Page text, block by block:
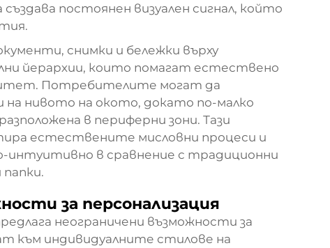
постоянен визуален сигнал, който
снимки и бележки върху
йерархии, които помагат естествено
Потребителите могат да
нивото на окото, докато по-малко
в периферни зони. Тази
естествените мисловни процеси и
интуитивно в сравнение с традиционни
за персонализация
неограничени възможности за
към индивидуалните стилове на